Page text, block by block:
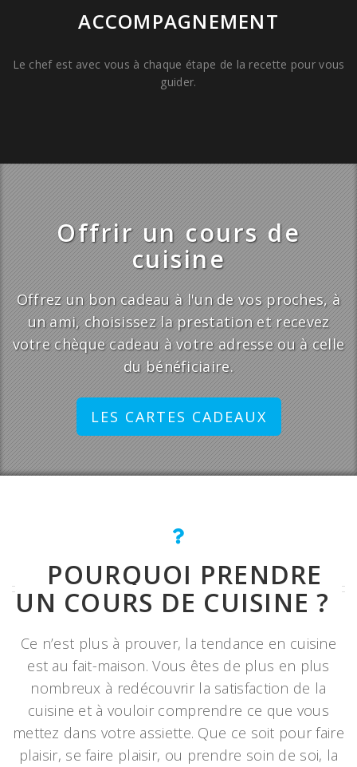
ACCOMPAGNEMENT
Le chef est avec vous à chaque étape de la recette pour vous
guider.
Offrir un cours de
cuisine
Offrez un bon cadeau à l'un de vos proches, à
un ami, choisissez la prestation et recevez
votre chèque cadeau à votre adresse ou à celle
du bénéficiaire.
LES CARTES CADEAUX
POURQUOI PRENDRE
UN COURS DE CUISINE ?
Ce n’est plus à prouver, la tendance en cuisine
est au fait-maison. Vous êtes de plus en plus
nombreux à redécouvrir la satisfaction de la
cuisine et à vouloir comprendre ce que vous
mettez dans votre assiette. Que ce soit pour faire
plaisir, se faire plaisir, ou prendre soin de soi, la